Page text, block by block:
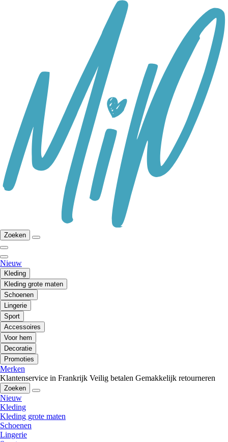
Zoeken
Nieuw
Kleding
Kleding grote maten
Schoenen
Lingerie
Sport
Accessoires
Voor hem
Decoratie
Promoties
Merken
Klantenservice in Frankrijk Veilig betalen Gemakkelijk retourneren
Zoeken
Nieuw
Kleding
Kleding grote maten
Schoenen
Lingerie